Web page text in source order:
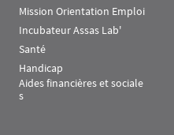
Mission Orientation Emploi
Incubateur Assas Lab'
Santé
Handicap
Aides financières et sociale
s